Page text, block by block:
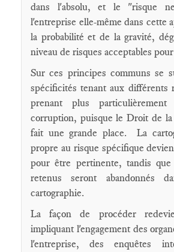
dans l'absolu, et le "risque
l'entreprise elle-même dans cette
la probabilité et de la gravité,
niveau de risques acceptables
Sur ces principes communs se
spécificités tenant aux différents
prenant plus
corruption, puisque le Droit de
fait une grande place. La
propre au risque spécifique
pour être pertinente, tandis
retenus seront abandonnés
cartographie.
La façon de procéder
impliquant l'engagement des
l'entreprise, des enquêtes